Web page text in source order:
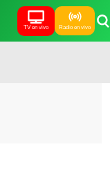
TV en vivo Radio en vivo